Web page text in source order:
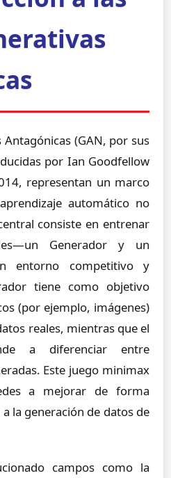
Antagónicas (GAN, por sus
por Ian Goodfellow
representan un marco
automático no
consiste en entrenar
Generador y un
entorno competitivo y
tiene como objetivo
(por ejemplo, imágenes)
reales, mientras que el
a diferenciar entre
Este juego minimax
a mejorar de forma
la generación de datos de
campos como la